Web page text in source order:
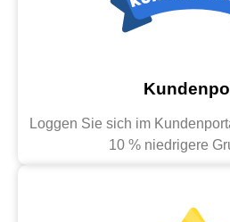
Loggen Sie sich im
10 % niedrigere